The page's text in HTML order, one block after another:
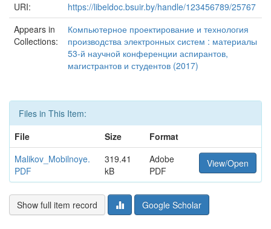
URI:
https://libeldoc.bsuir.by/handle/123456789/25767
Appears in
Collections:
Компьютерное проектирование и технология
производства электронных систем : материалы
53-й научной конференции аспирантов,
магистрантов и студентов (2017)
Files in This Item:
File
Size
Format
Malikov_Mobilnoye.
PDF
319.41
kB
Adobe
PDF
View/Open
Show full item record Google Scholar